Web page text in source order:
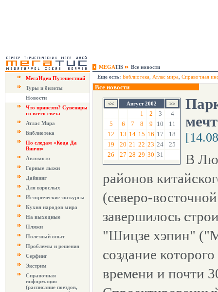
MEGATIS
Все новости
МегаИдеи Путешествий
Туры и билеты
Новости
Что привезти? Сувениры
со всего света
Атлас Мира
Библиотека
По следам «Кода Да
Винчи»
Автомото
Горные лыжи
Дайвинг
Для взрослых
Исторические экскурсы
Кухня народов мира
На выходные
Пляжи
Полезный опыт
Проблемы и решения
Серфинг
Экстрим
Справочная
информация
(расписание поездов,
Еще есть: Библиотека Атлас мира Справочная
Все новости
Август 2002
1 2 3
4
5
6 7 8 9 10
11
12
13 14 15 16 17
18
19
20 21 22 23 24
25
26
27 28 29 30 31
В
районов
(северо-
завершилось
"Шицзе хэпин"
создание
времени и почти